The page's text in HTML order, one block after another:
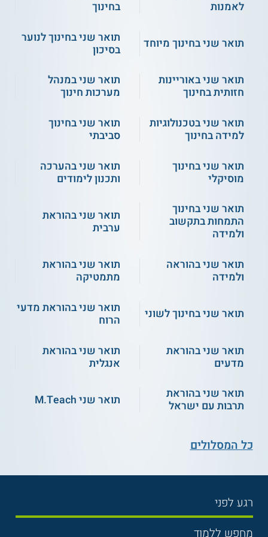
מקצועיים ואקדמיים ולעבור מבחני מיומנות וידע באוריינות כתיבה
תעודה
תואר שני M.Ed. בחינוך מדעי ניתנת לבוגרים שעומדים בכל
החובות בתכנית מטעם המכללה האקדמית הערבית לחינוך.
** לתשומת לבך נכונות המידע עלולה להשתנות
מעת לעת. המידע המוצג כאן נכתב ונערך על ידי
הלימודים לא מתקיים קשר מכל סוג שהוא.
למידע נוסף לחצו:
לחינוך בישראל בחיפה
לאמנות
בחינוך
תואר שני בחינוך מיוחד
תואר שני בחינוך לנוער
בסיכון
תואר שני באוריינות
חזותית בחינוך
תואר שני במנהל
מערכות חינוך
תואר שני בטכנולוגיות
למידה בחינוך
תואר שני בחינוך
סביבתי
תואר שני בחינוך
מוסיקלי
תואר שני בהערכה
ותכנון לימודים
תואר שני בחינוך
התמחות בתקשוב
ולמידה
תואר שני בהוראת
ערבית
תואר שני בהוראה
ולמידה
תואר שני בהוראת
מתמטיקה
תואר שני בחינוך לשוני
תואר שני בהוראת מדעי
הרוח
תואר שני בהוראת
מדעים
תואר שני בהוראת
אנגלית
תואר שני בהוראת
תרבות עם ישראל
תואר שני M.Teach
כל המסלולים
רגע לפני
בחירת לימודים
מחפש ללמוד